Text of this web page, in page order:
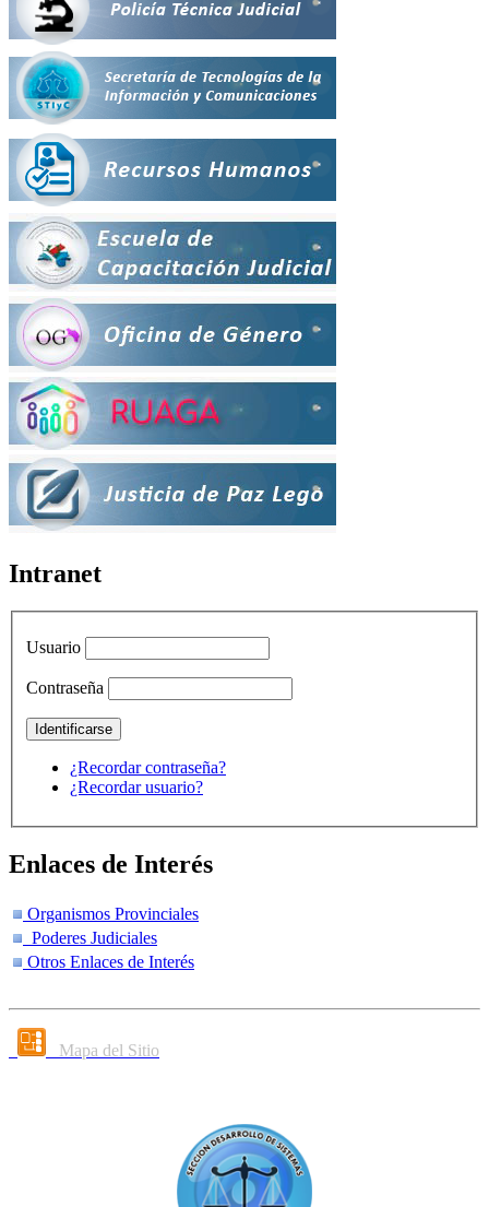
Intranet
Usuario
Contraseña
¿Recordar contraseña?
¿Recordar usuario?
Enlaces de Interés
Organismos Provinciales
Poderes Judiciales
Otros Enlaces de Interés
Mapa del Sitio